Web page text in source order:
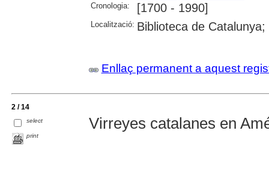
Cronologia: [1700 - 1990]
Localització: Biblioteca de
Enllaç permanent a aquest
2 / 14
select
print
Virreyes catalanes en